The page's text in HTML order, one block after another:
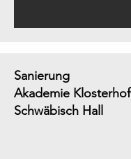
Sanierung
Akademie Klosterhof
Schwäbisch Hall